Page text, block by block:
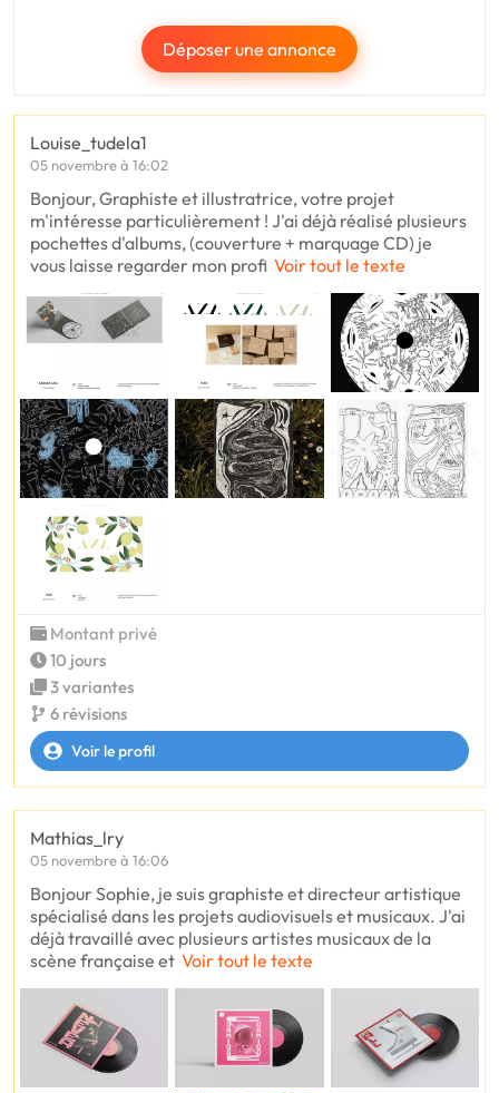
Déposer une annonce
Louise_tudela1
05 novembre à 16:02
Bonjour, Graphiste et illustratrice, votre projet
m'intéresse particulièrement ! J'ai déjà réalisé plusieurs
pochettes d'albums, (couverture + marquage CD) je
vous laisse regarder mon profi Voir tout le texte
Montant privé
10 jours
3 variantes
6 révisions
Voir le profil
Mathias_lry
05 novembre à 16:06
Bonjour Sophie, je suis graphiste et directeur artistique
spécialisé dans les projets audiovisuels et musicaux. J'ai
déjà travaillé avec plusieurs artistes musicaux de la
scène française et Voir tout le texte